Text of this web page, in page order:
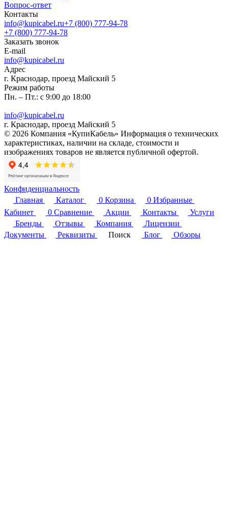
Вопрос-ответ
Контакты
info@kupicabel.ru+7 (800) 777-94-78
+7 (800) 777-94-78
Заказать звонок
E-mail
info@kupicabel.ru
Адрес
г. Краснодар, проезд Майский 5
Режим работы
Пн. – Пт.: с 9:00 до 18:00
info@kupicabel.ru
г. Краснодар, проезд Майский 5
© 2026 Компания «КупиКабель» Информация о технических
характеристиках, наличии на складе, стоимости и
изображениях товаров не является публичной офертой.
Конфиденциальность
Главная
Каталог 0 Корзина 0 Избранные
Кабинет
0 Сравнение Акции Контакты
Услуги
Бренды
Отзывы Компания
Лицензии
Документы
Реквизиты Поиск Блог Обзоры